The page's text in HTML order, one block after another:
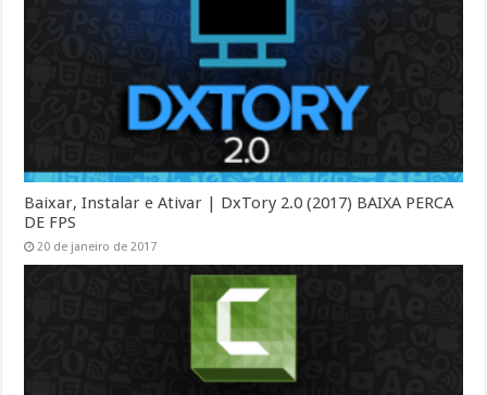
Baixar, Instalar e Ativar | DxTory 2.0 (2017) BAIXA PERCA
DE FPS
20 de janeiro de 2017